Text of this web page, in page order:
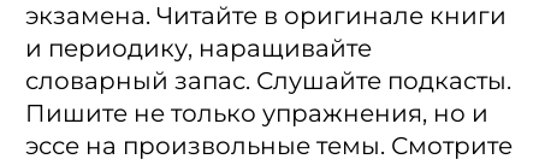
экзамена. Читайте в оригинале книги
и периодику, наращивайте
словарный запас. Слушайте подкасты.
Пишите не только упражнения, но и
эссе на произвольные темы. Смотрите